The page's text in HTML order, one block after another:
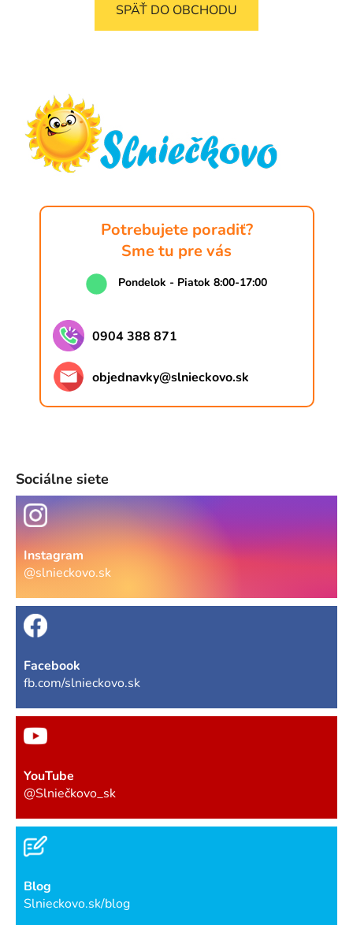
SPÄŤ DO OBCHODU
Potrebujete poradiť?
Sme tu pre vás
Pondelok - Piatok 8:00-17:00
0904 388 871
objednavky@slnieckovo.sk
Sociálne siete
Instagram
@slnieckovo.sk
Facebook
fb.com/slnieckovo.sk
YouTube
@Slniečkovo_sk
Blog
Slnieckovo.sk/blog